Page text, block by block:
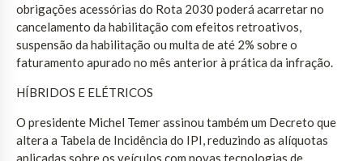
obrigações acessórias do Rota 2030 poderá acarretar no
cancelamento da habilitação com efeitos retroativos,
suspensão da habilitação ou multa de até 2% sobre o
faturamento apurado no mês anterior à prática da infração.
HÍBRIDOS E ELÉTRICOS
O presidente Michel Temer assinou também um Decreto que
altera a Tabela de Incidência do IPI, reduzindo as alíquotas
aplicadas sobre os veículos com novas tecnologias de